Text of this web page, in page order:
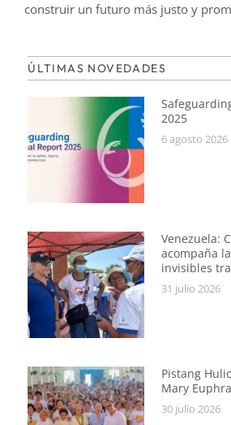
construir un futuro más justo y
ÚLTIMAS NOVEDADES
2025
6 agosto 2026
Venezuela:
acompaña
invisibles
31 julio 2026
Pistang
Mary
30 julio 2026